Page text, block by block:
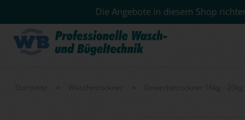
Die Angebote in diesem Shop